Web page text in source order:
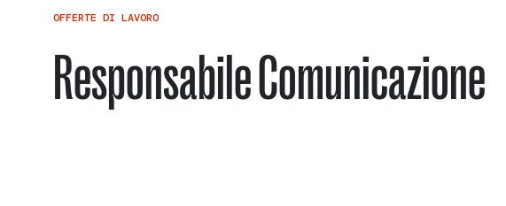
OFFERTE DI LAVORO
Responsabile Comunicazione